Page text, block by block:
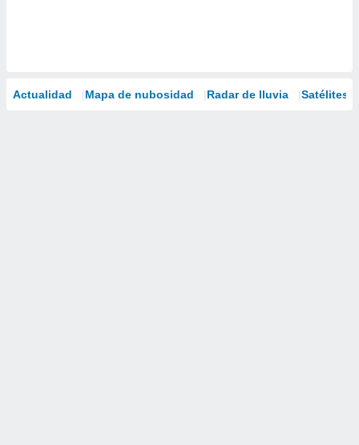
Actualidad Mapa de nubosidad Radar de lluvia Satélites